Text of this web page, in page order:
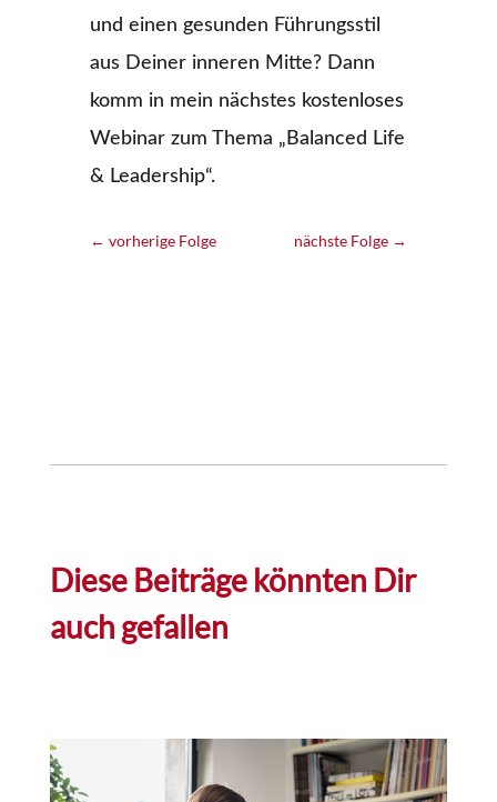
und einen gesunden Führungsstil
aus Deiner inneren Mitte? Dann
komm in mein nächstes kostenloses
Webinar zum Thema „Balanced Life
& Leadership“.
← vorherige Folge nächste Folge →
Diese Beiträge könnten Dir
auch gefallen